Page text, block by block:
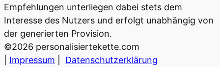
Empfehlungen unterliegen dabei stets dem
Interesse des Nutzers und erfolgt unabhängig von
der generierten Provision.
©2026 personalisiertekette.com
Impressum
Datenschutzerklärung